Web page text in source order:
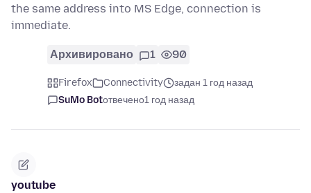
the same address into MS Edge, connection is
immediate.
Архивировано 1 90
Firefox Connectivity
задан 1 год назад
SuMo Botотвечено1 год назад
youtube